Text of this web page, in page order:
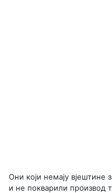
Они који немају вјештине
и не покварили производ